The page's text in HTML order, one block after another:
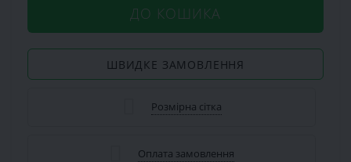
ДО КОШИКА
ШВИДКЕ ЗАМОВЛЕННЯ
Розмірна сітка
Оплата замовлення